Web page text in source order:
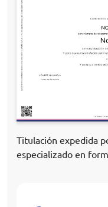
Titulación expedida
especializado en